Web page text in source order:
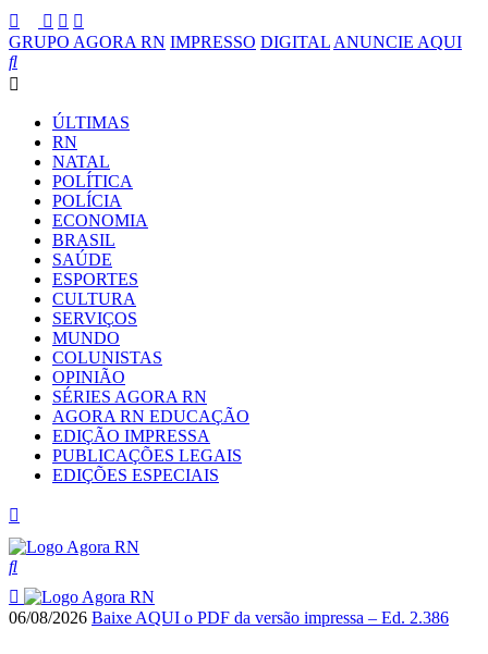
GRUPO AGORA RN IMPRESSO DIGITAL ANUNCIE AQUI
ÚLTIMAS
RN
NATAL
POLÍTICA
POLÍCIA
ECONOMIA
BRASIL
SAÚDE
ESPORTES
CULTURA
SERVIÇOS
MUNDO
COLUNISTAS
OPINIÃO
SÉRIES AGORA RN
AGORA RN EDUCAÇÃO
EDIÇÃO IMPRESSA
PUBLICAÇÕES LEGAIS
EDIÇÕES ESPECIAIS
06/08/2026 Baixe AQUI o PDF da versão impressa – Ed. 2.386